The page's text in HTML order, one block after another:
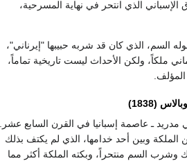
الذي انتحر في نهاية المسرحية،
السم، الذي كان قد شربه حبيبها "إيرناني"،
ملكاً، ولكن الأحداث ليست تاريخية تماماً،
(1838)‏
مدريد ـ عاصمة إسبانيا في القرن السابع عشر.
الملكة وبين أحد خدامها، الذي لم يكتف بذلك
وشرب السم منتحراً، وبكته الملكة أكثر مما